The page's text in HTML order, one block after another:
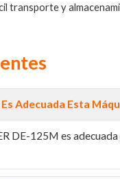
transporte y
Adecuada Esta
DE-125M es